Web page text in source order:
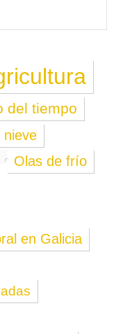
del tiempo
nieve
Olas de frío
en Galicia